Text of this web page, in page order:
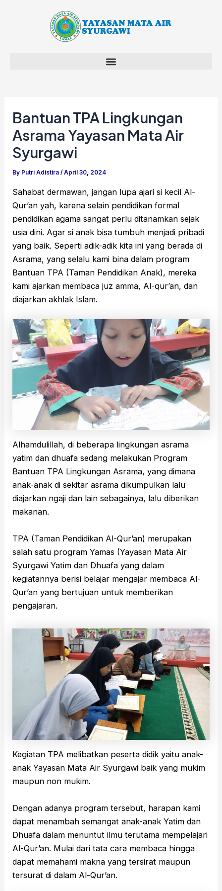
Bantuan TPA Lingkungan
Asrama Yayasan Mata Air
Syurgawi
By Putri Adistira/April 30, 2024
Sahabat dermawan, jangan lupa ajari si kecil Al-
Qur’an yah, karena selain pendidikan formal
pendidikan agama sangat perlu ditanamkan sejak
usia dini. Agar si anak bisa tumbuh menjadi pribadi
yang baik. Seperti adik-adik kita ini yang berada di
Asrama, yang selalu kami bina dalam program
Bantuan TPA (Taman Pendidikan Anak), mereka
kami ajarkan membaca juz amma, Al-qur’an, dan
diajarkan akhlak Islam.
Alhamdulillah, di beberapa lingkungan asrama
yatim dan dhuafa sedang melakukan Program
Bantuan TPA Lingkungan Asrama, yang dimana
anak-anak di sekitar asrama dikumpulkan lalu
diajarkan ngaji dan lain sebagainya, lalu diberikan
makanan.
TPA (Taman Pendidikan Al-Qur’an) merupakan
salah satu program Yamas (Yayasan Mata Air
Syurgawi Yatim dan Dhuafa yang dalam
kegiatannya berisi belajar mengajar membaca Al-
Qur’an yang bertujuan untuk memberikan
pengajaran.
Kegiatan TPA melibatkan peserta didik yaitu anak-
anak Yayasan Mata Air Syurgawi baik yang mukim
maupun non mukim.
Dengan adanya program tersebut, harapan kami
dapat menambah semangat anak-anak Yatim dan
Dhuafa dalam menuntut ilmu terutama mempelajari
Al-Qur’an. Mulai dari tata cara membaca hingga
dapat memahami makna yang tersirat maupun
tersurat di dalam Al-Qur’an.